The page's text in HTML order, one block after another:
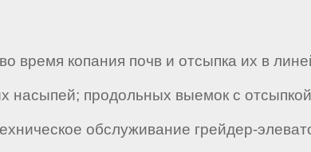
время копания почв и отсыпка их в
насыпей; продольных выемок с
обслуживание грейдер-